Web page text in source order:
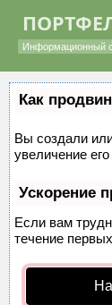
Информационный
Как
Вы создали
увеличение
Ускорение
Если вам
течение